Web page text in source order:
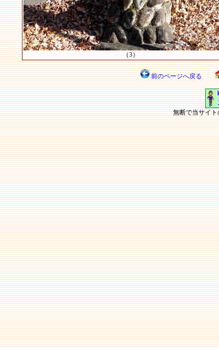
（3）
前のページへ戻る
無断で当サイ